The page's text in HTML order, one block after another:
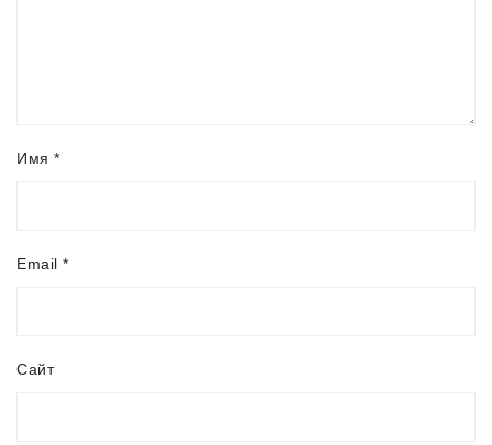
Имя *
Email *
Сайт